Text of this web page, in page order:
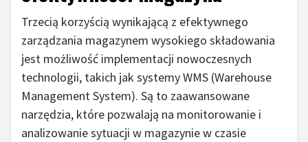
Trzecią korzyścią wynikającą z efektywnego
zarządzania magazynem wysokiego składowania
jest możliwość implementacji nowoczesnych
technologii, takich jak systemy WMS (Warehouse
Management System). Są to zaawansowane
narzędzia, które pozwalają na monitorowanie i
analizowanie sytuacji w magazynie w czasie